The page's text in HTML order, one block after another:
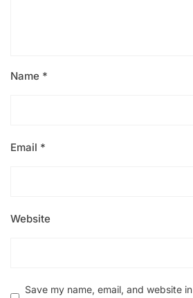
Name *
Email *
Website
Save my name, email, and website